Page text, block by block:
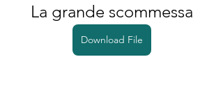
La grande scommessa
Download File